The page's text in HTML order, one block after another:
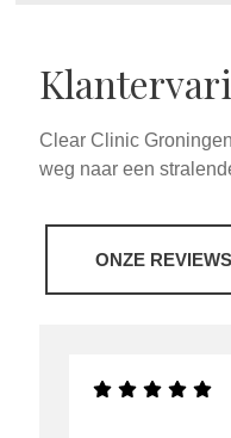
Clear Clinic
weg naar een
ONZE REVIEWS